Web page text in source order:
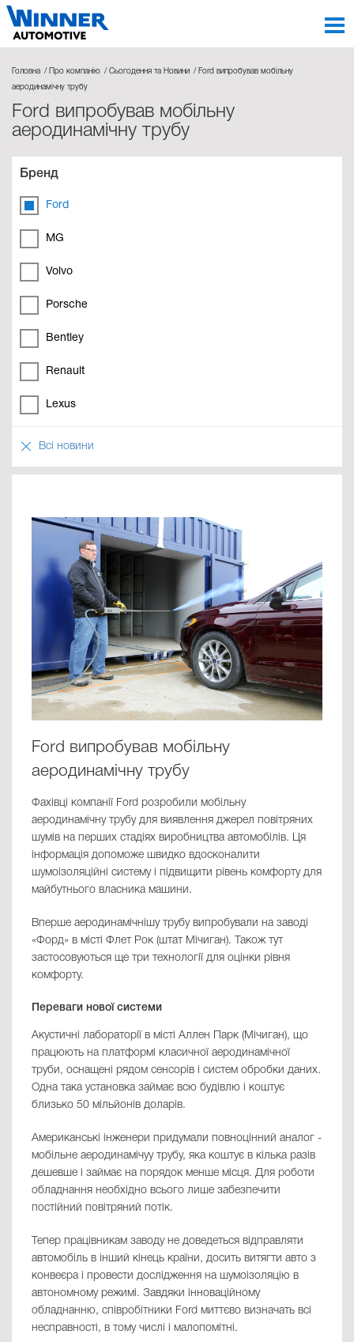
Головна Про компанію Сьогодення та Новини Ford випробував мобільну
аеродинамічну трубу
Ford випробував мобільну
аеродинамічну трубу
Бренд
Ford
MG
Volvo
Porsche
Bentley
Renault
Lexus
Всі новини
Ford випробував мобільну
аеродинамічну трубу
Фахівці компанії Ford розробили мобільну
аеродинамічну трубу для виявлення джерел повітряних
шумів на перших стадіях виробництва автомобілів. Ця
інформація допоможе швидко вдосконалити
шумоізоляційні систему і підвищити рівень комфорту для
майбутнього власника машини.
Вперше аеродинамічнішу трубу випробували на заводі
«Форд» в місті Флет Рок (штат Мічиган). Також тут
застосовуються ще три технології для оцінки рівня
комфорту.
Переваги нової системи
Акустичні лабораторії в місті Аллен Парк (Мічиган), що
працюють на платформі класичної аеродинамічної
труби, оснащені рядом сенсорів і систем обробки даних.
Одна така установка займає всю будівлю і коштує
близько 50 мільйонів доларів.
Американські інженери придумали повноцінний аналог -
мобільнe аеродинамічyу трубу, яка коштує в кілька разів
дешевше і займає на порядок менше місця. Для роботи
обладнання необхідно всього лише забезпечити
постійний повітряний потік.
Тепер працівникам заводу не доведеться відправляти
автомобіль в інший кінець країни, досить витягти авто з
конвеєра і провести дослідження на шумоізоляцію в
автономному режимі. Завдяки інноваційному
обладнанню, співробітники Ford миттєво визначать всі
несправності, в тому числі і малопомітні.